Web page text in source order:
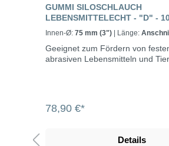
GUMMI SILOSCHLAUCH
LEBENSMITTELECHT - "D" -
Innen-Ø: 75 mm (3") | Länge:
Geeignet zum Fördern von
abrasiven Lebensmitteln und
78,90 €*
Details